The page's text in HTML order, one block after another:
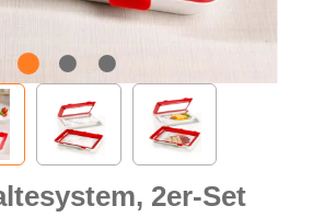
2er-Set